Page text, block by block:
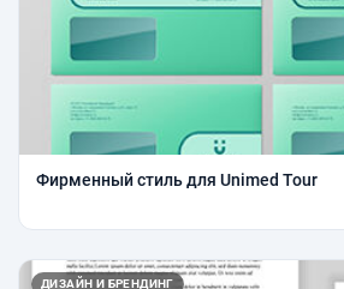
Фирменный стиль для Unimed Tour
ДИЗАЙН И БРЕНДИНГ